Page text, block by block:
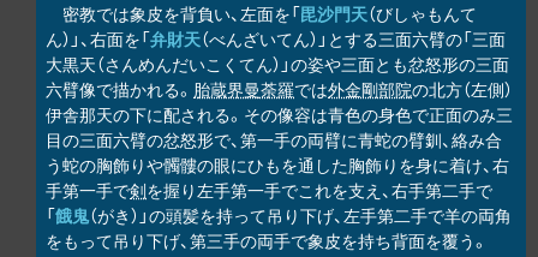
密教では象皮を背負い、左面を「毘沙門天（びしゃもんて
ん）」、右面を「弁財天（べんざいてん）」とする三面六臂の「三面
大黒天（さんめんだいこくてん）」の姿や三面とも忿怒形の三面
六臂像で描かれる。 胎蔵界曼荼羅では外金剛部院の北方（左側）
伊舎那天の下に配される。その像容は青色の身色で正面のみ三
目の三面六臂の忿怒形で、第一手の両臂に青蛇の臂釧、絡み合
う蛇の胸飾りや髑髏の眼にひもを通した胸飾りを身に着け、右
手第一手で剣を握り左手第一手でこれを支え、右手第二手で
「餓鬼（がき）」の頭髪を持って吊り下げ、左手第二手で羊の両角
をもって吊り下げ、第三手の両手で象皮を持ち背面を覆う。